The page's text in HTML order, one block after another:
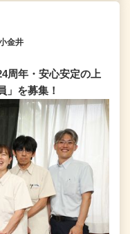
金井
周年・安心安定の上
」を募集！